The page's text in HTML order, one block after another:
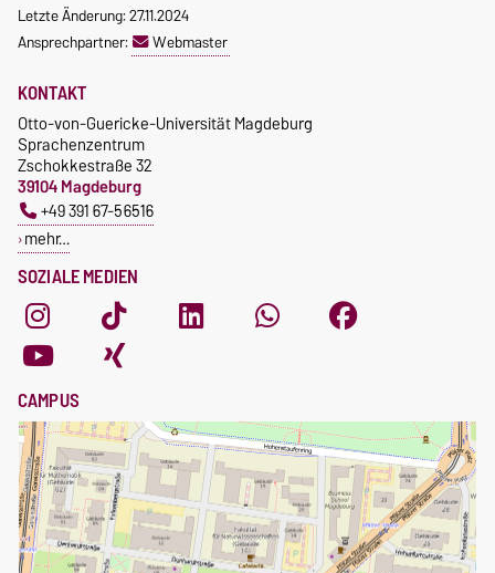
Letzte Änderung: 27.11.2024
Ansprechpartner:
Webmaster
SOZIALE MEDIEN
KONTAKT
Otto-von-Guericke-Universität Magdeburg
Sprachenzentrum
Zschokkestraße 32
39104 Magdeburg
+49 391 67-56516
mehr…
CAMPUS